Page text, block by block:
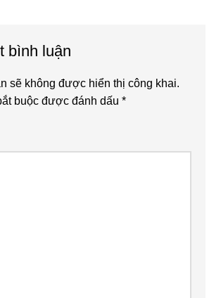
bình luận
sẽ không được hiển thị công khai.
buộc được đánh dấu*